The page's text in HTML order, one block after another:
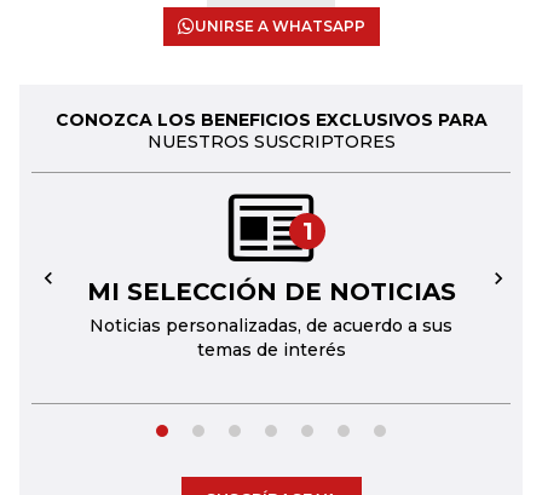
UNIRSE A WHATSAPP
CONOZCA LOS BENEFICIOS EXCLUSIVOS PARA
NUESTROS SUSCRIPTORES
1
MI SELECCIÓN DE NOTICIAS
Noticias personalizadas, de acuerdo a sus
temas de interés
← →